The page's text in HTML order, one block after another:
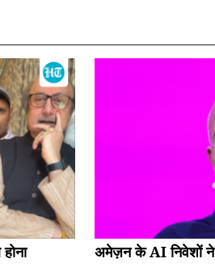
अमेज़न के AI निवेशों ने